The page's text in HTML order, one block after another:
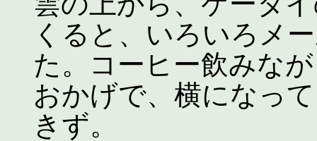
くると、いろいろメ
た。コーヒー飲みな
おかげで、横になっ
きず。